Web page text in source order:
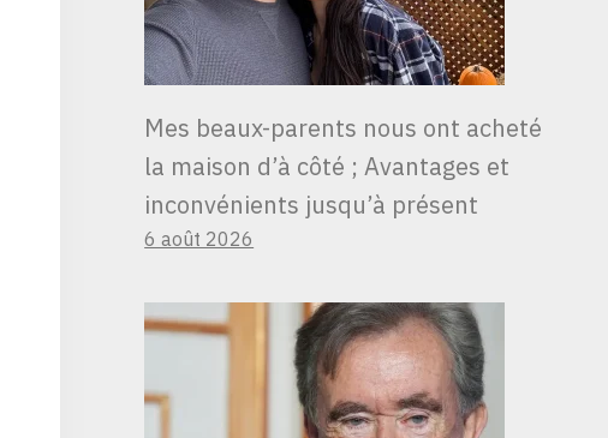
Mes beaux-parents nous ont acheté
la maison d’à côté ; Avantages et
inconvénients jusqu’à présent
6 août 2026